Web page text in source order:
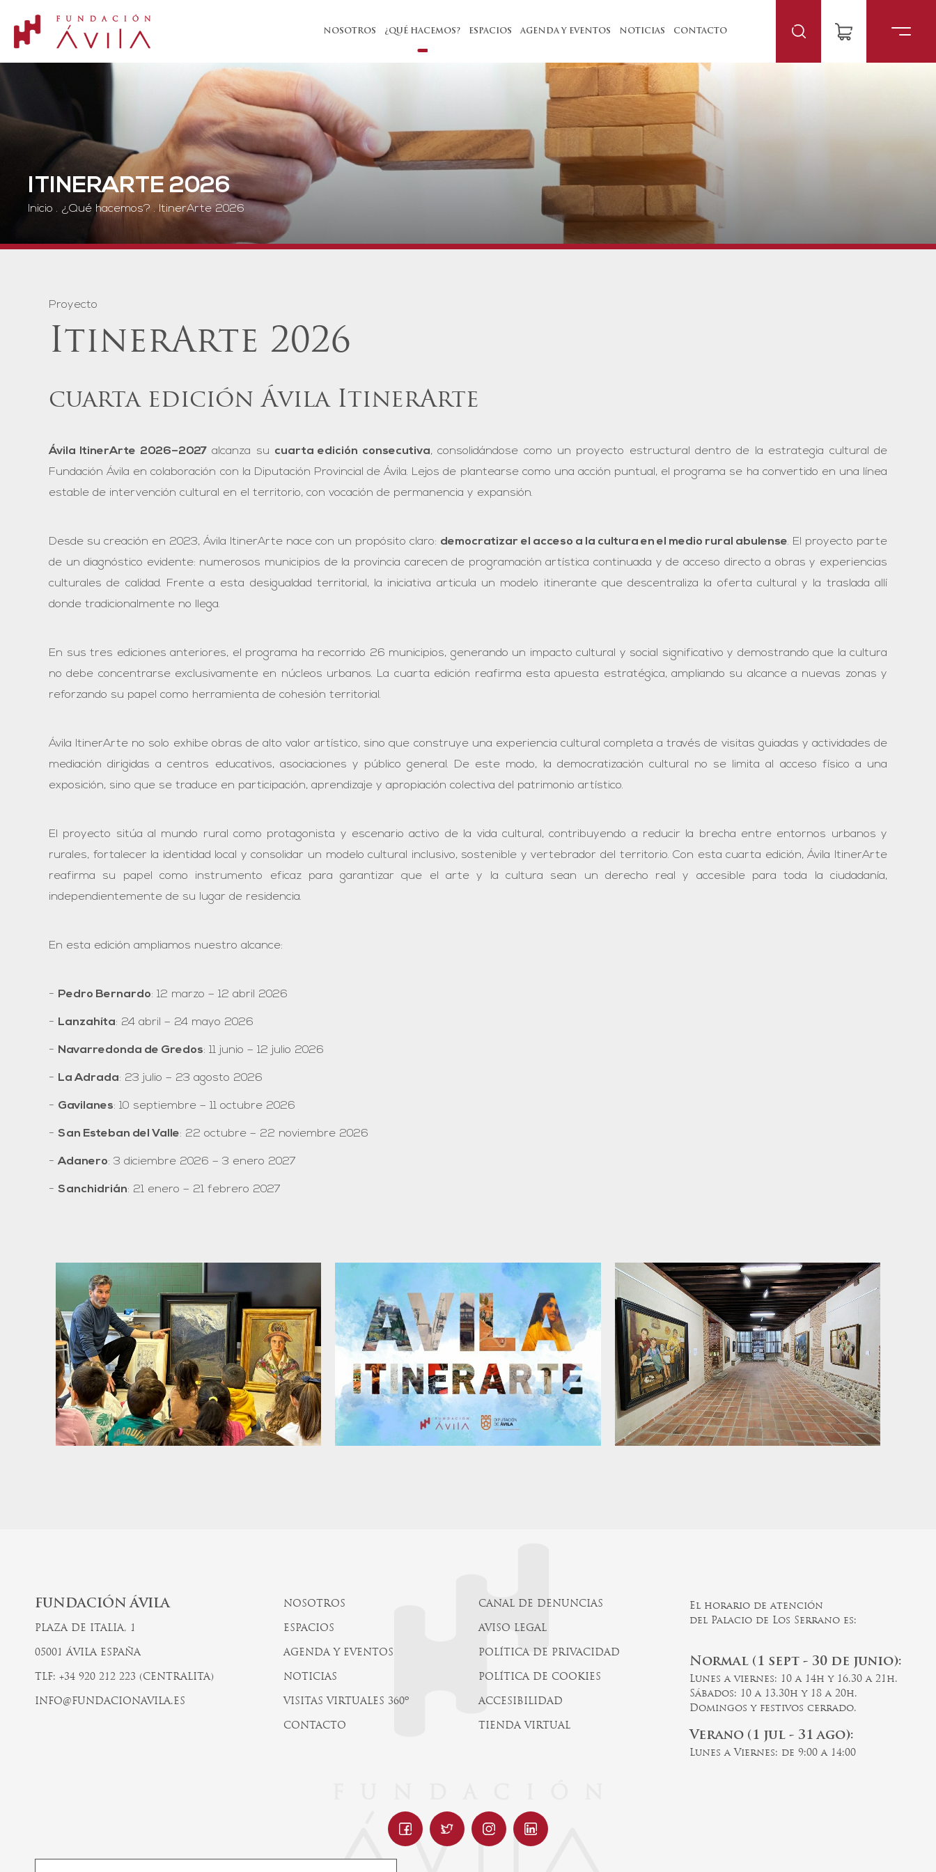
NOSOTROS ¿QUÉ HACEMOS? ESPACIOS AGENDA Y EVENTOS NOTICIAS CONTACTO
ITINERARTE 2026
Inicio . ¿Qué hacemos? . ItinerArte 2026
Proyecto
ItinerArte 2026
cuarta edición Ávila ItinerArte
Ávila ItinerArte 2026–2027alcanza su cuarta edición consecutiva, consolidándose como un proyecto estructural dentro de la estrategia cultural de
Fundación Ávila en colaboración con la Diputación Provincial de Ávila. Lejos de plantearse como una acción puntual, el programa se ha convertido en una línea
estable de intervención cultural en el territorio, con vocación de permanencia y expansión.
Desde su creación en 2023, Ávila ItinerArte nace con un propósito claro: democratizar el acceso a la cultura en el medio rural abulense. El proyecto parte
de un diagnóstico evidente: numerosos municipios de la provincia carecen de programación artística continuada y de acceso directo a obras y experiencias
culturales de calidad. Frente a esta desigualdad territorial, la iniciativa articula un modelo itinerante que descentraliza la oferta cultural y la traslada allí
donde tradicionalmente no llega.
En sus tres ediciones anteriores, el programa ha recorrido 26 municipios, generando un impacto cultural y social significativo y demostrando que la cultura
no debe concentrarse exclusivamente en núcleos urbanos. La cuarta edición reafirma esta apuesta estratégica, ampliando su alcance a nuevas zonas y
reforzando su papel como herramienta de cohesión territorial.
Ávila ItinerArte no solo exhibe obras de alto valor artístico, sino que construye una experiencia cultural completa a través de visitas guiadas y actividades de
mediación dirigidas a centros educativos, asociaciones y público general. De este modo, la democratización cultural no se limita al acceso físico a una
exposición, sino que se traduce en participación, aprendizaje y apropiación colectiva del patrimonio artístico.
El proyecto sitúa al mundo rural como protagonista y escenario activo de la vida cultural, contribuyendo a reducir la brecha entre entornos urbanos y
rurales, fortalecer la identidad local y consolidar un modelo cultural inclusivo, sostenible y vertebrador del territorio. Con esta cuarta edición, Ávila ItinerArte
reafirma su papel como instrumento eficaz para garantizar que el arte y la cultura sean un derecho real y accesible para toda la ciudadanía,
independientemente de su lugar de residencia.
En esta edición ampliamos nuestro alcance:
Pedro Bernardo: 12 marzo – 12 abril 2026
Lanzahíta: 24 abril – 24 mayo 2026
Navarredonda de Gredos: 11 junio – 12 julio 2026
La Adrada: 23 julio – 23 agosto 2026
Gavilanes: 10 septiembre – 11 octubre 2026
San Esteban del Valle: 22 octubre – 22 noviembre 2026
Adanero: 3 diciembre 2026 – 3 enero 2027
Sanchidrián: 21 enero – 21 febrero 2027
FUNDACIÓN ÁVILA
PLAZA DE ITALIA, 1
05001 ÁVILA ESPAÑA
TLF: +34 920 212 223 (CENTRALITA)
INFO@FUNDACIONAVILA.ES
NOSOTROS
ESPACIOS
AGENDA Y EVENTOS
NOTICIAS
VISITAS VIRTUALES 360º
CONTACTO
CANAL DE DENUNCIAS
AVISO LEGAL
POLÍTICA DE PRIVACIDAD
POLÍTICA DE COOKIES
ACCESIBILIDAD
TIENDA VIRTUAL
El horario de atención
del Palacio de Los Serrano es:
Normal (1 sept - 30 de junio):
Lunes a viernes: 10 a 14h y 16.30 a 21h.
Sábados: 10 a 13.30h y 18 a 20h.
Domingos y festivos cerrado.
Verano (1 jul - 31 ago):
Lunes a Viernes: de 9:00 a 14:00